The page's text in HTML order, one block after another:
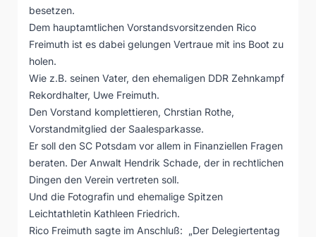
besetzen.
Dem hauptamtlichen Vorstandsvorsitzenden Rico
Freimuth ist es dabei gelungen Vertraue mit ins Boot zu
holen.
Wie z.B. seinen Vater, den ehemaligen DDR Zehnkampf
Rekordhalter, Uwe Freimuth.
Den Vorstand komplettieren, Chrstian Rothe,
Vorstandmitglied der Saalesparkasse.
Er soll den SC Potsdam vor allem in Finanziellen Fragen
beraten. Der Anwalt Hendrik Schade, der in rechtlichen
Dingen den Verein vertreten soll.
Und die Fotografin und ehemalige Spitzen
Leichtathletin Kathleen Friedrich.
Rico Freimuth sagte im Anschluß: „Der Delegiertentag